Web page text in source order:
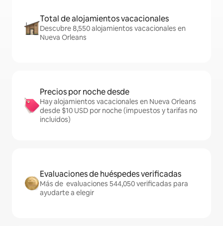
Total de alojamientos vacacionales
Descubre 8,550 alojamientos vacacionales en
Nueva Orleans
Precios por noche desde
Hay alojamientos vacacionales en Nueva Orleans
desde $10 USD por noche (impuestos y tarifas no
incluidos)
Evaluaciones de huéspedes verificadas
Más de evaluaciones 544,050 verificadas para
ayudarte a elegir